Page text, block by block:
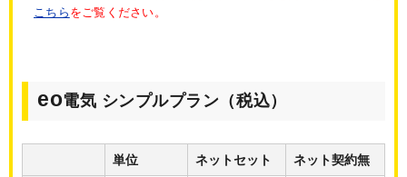
こちら をご覧ください。
eo電気 シンプルプラン（税込）
単位 ネットセット ネット契約無